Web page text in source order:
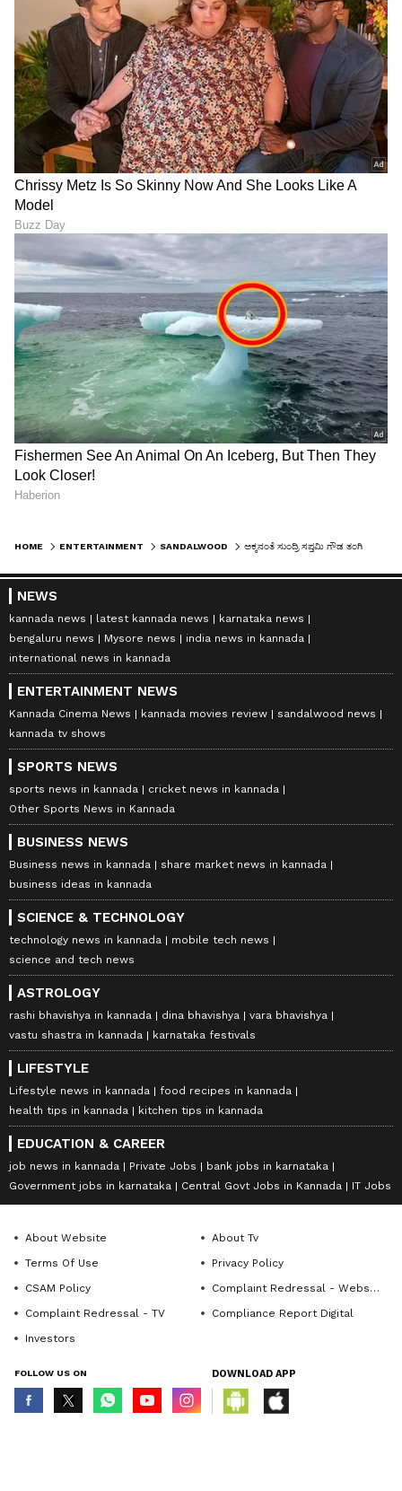
HOME ENTERTAINMENT SANDALWOOD
NEWS
kannada news latest kannada news
karnataka news
bengaluru news
Mysore news
india news in kannada
international news in kannada
ENTERTAINMENT NEWS
Kannada Cinema News kannada movies review
sandalwood news
kannada tv shows
SPORTS NEWS
sports news in kannada
cricket news in kannada
Other Sports News in Kannada
BUSINESS NEWS
Business news in kannada
share market news in kannada
business ideas in kannada
SCIENCE & TECHNOLOGY
technology news in kannada
mobile tech news
science and tech news
ASTROLOGY
rashi bhavishya in kannada dina bhavishya
vara bhavishya
vastu shastra in kannada
karnataka festivals
LIFESTYLE
Lifestyle news in kannada
food recipes in kannada
health tips in kannada
kitchen tips in kannada
EDUCATION & CAREER
job news in kannada Private Jobs
bank jobs in karnataka
Government jobs in karnataka
Central Govt Jobs in Kannada IT Jobs
About Website
About Tv
Terms Of Use
Privacy Policy
CSAM Policy
Complaint Redressal - Website
Complaint Redressal - TV
Compliance Report Digital
Investors
FOLLOW US ON DOWNLOAD APP